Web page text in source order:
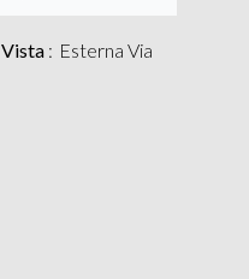
Vista Esterna Via